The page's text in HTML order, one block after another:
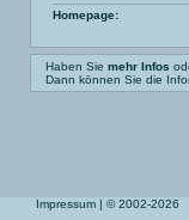
Homepage:
Haben Sie mehr Infos
Dann können Sie die
Impressum | © 2002-2026